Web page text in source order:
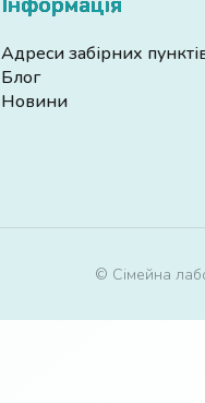
Адреси забірних
Блог
Новини
© Сімейна